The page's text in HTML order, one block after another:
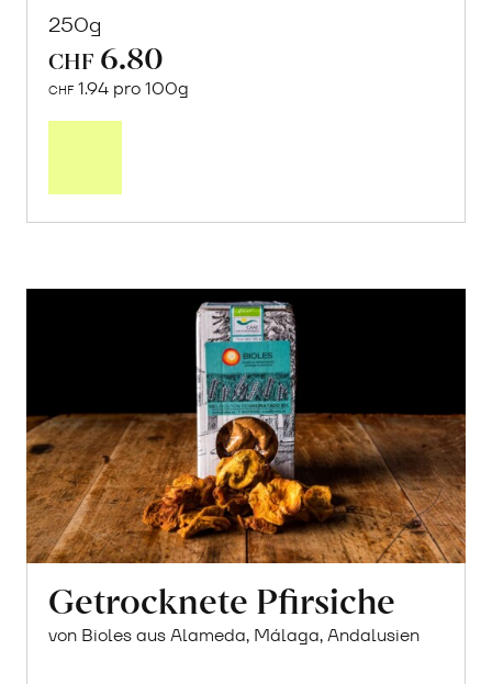
250g
CHF 6.80
CHF 1.94 pro 100g
Getrocknete Pfirsiche
von Bioles aus Alameda, Málaga, Andalusien